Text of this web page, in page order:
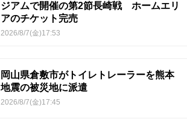
ジアムで開催の第2節長崎戦 ホームエリ
アのチケット完売
2026/8/7(金)17:53
岡山県倉敷市がトイレトレーラーを熊本
地震の被災地に派遣
2026/8/7(金)17:45